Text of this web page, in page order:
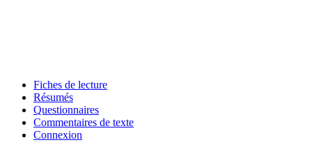
Fiches de lecture
Résumés
Questionnaires
Commentaires de texte
Connexion